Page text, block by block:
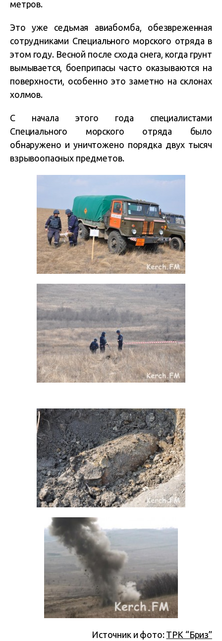
метров.
Это уже седьмая авиабомба, обезвреженная
сотрудниками Специального морского отряда в
этом году. Весной после схода снега, когда грунт
вымывается, боеприпасы часто оказываются на
поверхности, особенно это заметно на склонах
холмов.
С начала этого года специалистами
Специального морского отряда было
обнаружено и уничтожено порядка двух тысяч
взрывоопасных предметов.
Источник и фото: ТРК “Бриз”